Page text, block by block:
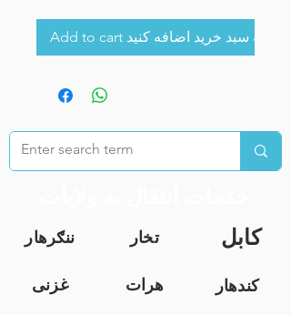
Add to cart به سبد خرید اضافه کنید
ننګرهار تخار کابل
غزنی هرات
کندهار